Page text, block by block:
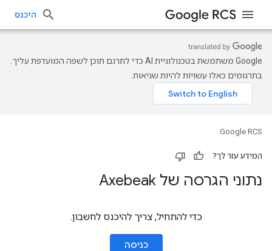
היכנס
‫Google משתמשת בטכנולוגיית AI כדי לתרגם תוכן לשפה המועדפת עליך.
בתרגומים כאלו עשויות להיות שגיאות.
Google RCS
המידע עזר לך?
נתוני הגרסה של Axebeak
כדי להתחיל, צריך להיכנס לחשבון.
כניסה